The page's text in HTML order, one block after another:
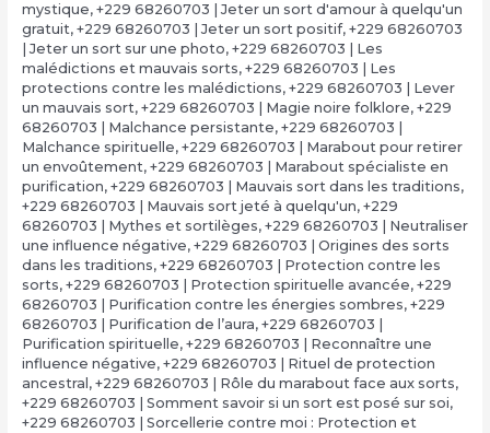
mystique, +229 68260703 | Jeter un sort d'amour à quelqu'un
gratuit, +229 68260703 | Jeter un sort positif, +229 68260703
| Jeter un sort sur une photo, +229 68260703 | Les
malédictions et mauvais sorts, +229 68260703 | Les
protections contre les malédictions, +229 68260703 | Lever
un mauvais sort, +229 68260703 | Magie noire folklore, +229
68260703 | Malchance persistante, +229 68260703 |
Malchance spirituelle, +229 68260703 | Marabout pour retirer
un envoûtement, +229 68260703 | Marabout spécialiste en
purification, +229 68260703 | Mauvais sort dans les traditions,
+229 68260703 | Mauvais sort jeté à quelqu'un, +229
68260703 | Mythes et sortilèges, +229 68260703 | Neutraliser
une influence négative, +229 68260703 | Origines des sorts
dans les traditions, +229 68260703 | Protection contre les
sorts, +229 68260703 | Protection spirituelle avancée, +229
68260703 | Purification contre les énergies sombres, +229
68260703 | Purification de l’aura, +229 68260703 |
Purification spirituelle, +229 68260703 | Reconnaître une
influence négative, +229 68260703 | Rituel de protection
ancestral , +229 68260703 | Rôle du marabout face aux sorts,
+229 68260703 | Somment savoir si un sort est posé sur soi,
+229 68260703 | Sorcellerie contre moi : Protection et